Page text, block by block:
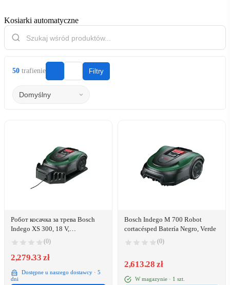
Kosiarki automatyczne
50 trafienie Filtry
Робот косачка за трева Bosch
Indego XS 300, 18 V,
Препоръчителна площ 300 м2,
Функция за картографиране,
Функция за мулчиране,
(0)
2,279.33 zł
Dostępne u naszego dostawcy · 5
dni
Bosch Indego M 700 Robot
cortacésped Batería Negro, Verde
(0)
2,613.28 zł
W magazynie · 1 szt.